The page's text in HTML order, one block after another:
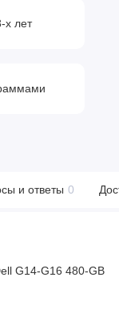
х лет
и ответы 0
G14-G16 480-GB